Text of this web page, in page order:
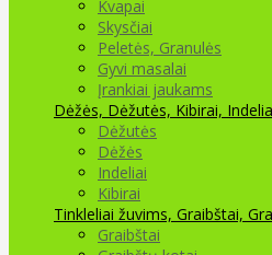
Kvapai
Skysčiai
Peletės, Granulės
Gyvi masalai
Įrankiai jaukams
Dėžės, Dėžutės, Kibirai,
Dėžutės
Dėžės
Indeliai
Kibirai
Tinkleliai žuvims, Graibštai,
Graibštai